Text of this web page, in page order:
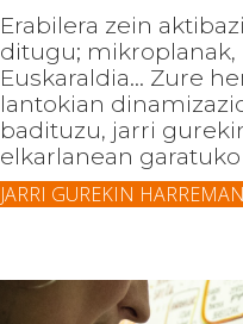
Erabilera zein
ditugu;
Euskaraldia... Zure
lantokian
badituzu, jarri
elkarlanean
JARRI GUREKIN